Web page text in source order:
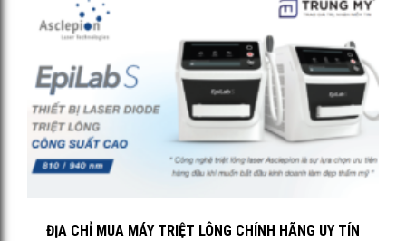
ĐỊA CHỈ MUA MÁY TRIỆT LÔNG CHÍNH HÃNG UY TÍN